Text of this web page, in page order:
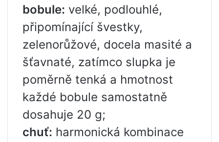
bobule: velké, podlouhlé,
připomínající švestky,
zelenorůžové, docela masité a
šťavnaté, zatímco slupka je
poměrně tenká a hmotnost
každé bobule samostatně
dosahuje 20 g;
chuť: harmonická kombinace